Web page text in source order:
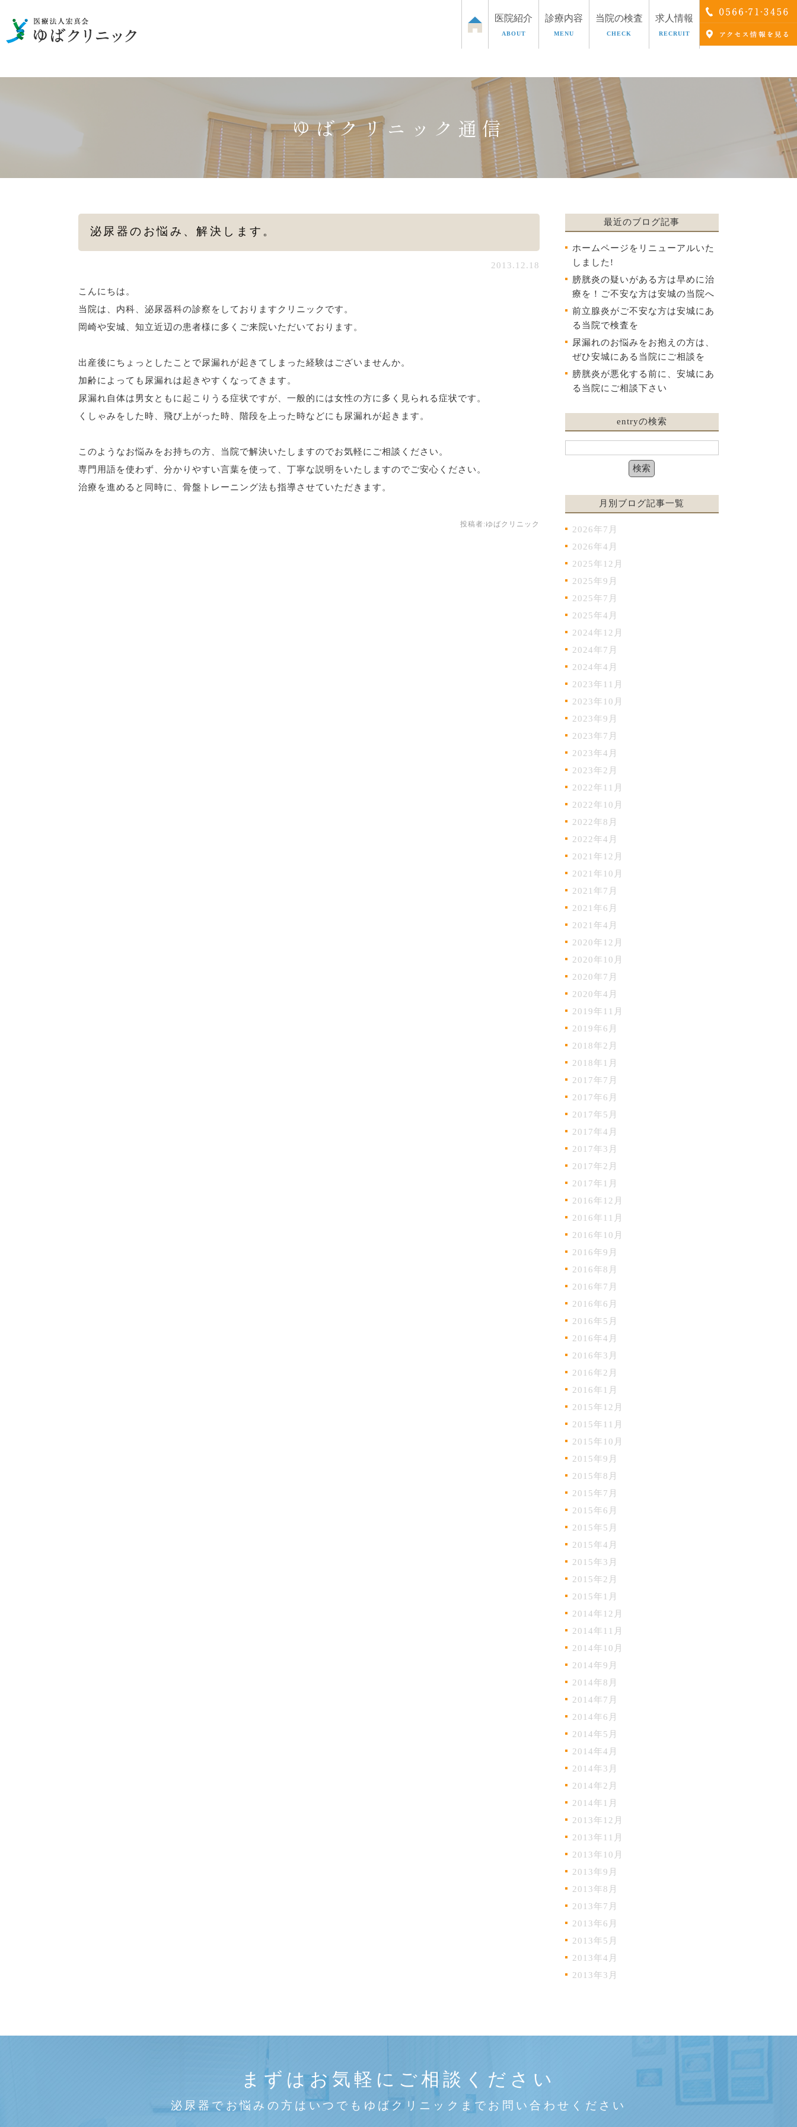
医院紹介
ABOUT
診療内容
MENU
女性の泌尿器のお悩み お子さまの泌尿器のお悩み ED治療
AGA治療
当院の検査
CHECK
性病の検査・治療
求人情報
RECRUIT
ゆばクリニック通信
泌尿器のお悩み、解決します。
2013.12.18
こんにちは。
当院は、内科、泌尿器科の診察をしておりますクリニックです。
岡崎や安城、知立近辺の患者様に多くご来院いただいております。
出産後にちょっとしたことで尿漏れが起きてしまった経験はございませんか。
加齢によっても尿漏れは起きやすくなってきます。
尿漏れ自体は男女ともに起こりうる症状ですが、一般的には女性の方に多く見られる症状です。
くしゃみをした時、飛び上がった時、階段を上った時などにも尿漏れが起きます。
このようなお悩みをお持ちの方、当院で解決いたしますのでお気軽にご相談ください。
専門用語を使わず、分かりやすい言葉を使って、丁寧な説明をいたしますのでご安心ください。
治療を進めると同時に、骨盤トレーニング法も指導させていただきます。
投稿者: ゆばクリニック
最近のブログ記事
ホームページをリニューアルいた
しました!
膀胱炎の疑いがある方は早めに治
療を！ご不安な方は安城の当院へ
前立腺炎がご不安な方は安城にあ
る当院で検査を
尿漏れのお悩みをお抱えの方は、
ぜひ安城にある当院にご相談を
膀胱炎が悪化する前に、安城にあ
る当院にご相談下さい
entryの検索
月別ブログ記事一覧
2026年7月
2026年4月
2025年12月
2025年9月
2025年7月
2025年4月
2024年12月
2024年7月
2024年4月
2023年11月
2023年10月
2023年9月
2023年7月
2023年4月
2023年2月
2022年11月
2022年10月
2022年8月
2022年4月
2021年12月
2021年10月
2021年7月
2021年6月
2021年4月
2020年12月
2020年10月
2020年7月
2020年4月
2019年11月
2019年6月
2018年2月
2018年1月
2017年7月
2017年6月
2017年5月
2017年4月
2017年3月
2017年2月
2017年1月
2016年12月
2016年11月
2016年10月
2016年9月
2016年8月
2016年7月
2016年6月
2016年5月
2016年4月
2016年3月
2016年2月
2016年1月
2015年12月
2015年11月
2015年10月
2015年9月
2015年8月
2015年7月
2015年6月
2015年5月
2015年4月
2015年3月
2015年2月
2015年1月
2014年12月
2014年11月
2014年10月
2014年9月
2014年8月
2014年7月
2014年6月
2014年5月
2014年4月
2014年3月
2014年2月
2014年1月
2013年12月
2013年11月
2013年10月
2013年9月
2013年8月
2013年7月
2013年6月
2013年5月
2013年4月
2013年3月
まずはお気軽にご相談ください
泌尿器でお悩みの方はいつでもゆばクリニックまでお問い合わせください